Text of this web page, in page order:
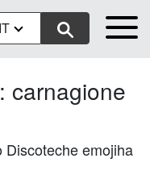
IT
carnagione
emojiha